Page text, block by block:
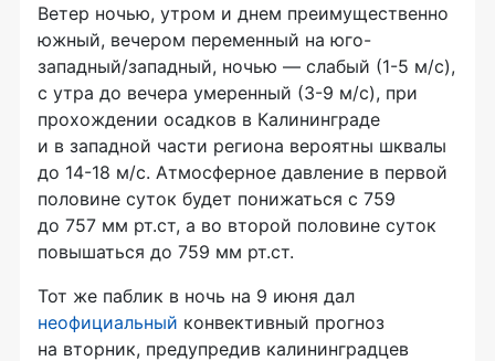
Ветер ночью, утром и днем преимущественно
южный, вечером переменный на юго-
западный/западный, ночью — слабый (1-5 м/с),
с утра до вечера умеренный (3-9 м/с), при
прохождении осадков в Калининграде
и в западной части региона вероятны шквалы
до 14-18 м/с. Атмосферное давление в первой
половине суток будет понижаться с 759
до 757 мм рт.ст, а во второй половине суток
повышаться до 759 мм рт.ст.
Тот же паблик в ночь на 9 июня дал
неофициальный конвективный прогноз
на вторник, предупредив калининградцев